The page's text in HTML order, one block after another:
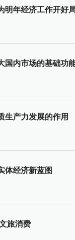
明年经济工作开好
国内市场的基础功
生产力发展的作用
体经济新蓝图
旅消费